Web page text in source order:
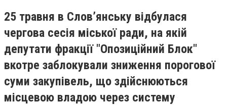
25 травня в Слов’янську відбулася
чергова сесія міської ради, на якій
депутати фракції "Опозиційний Блок"
вкотре заблокували зниження порогової
суми закупівель, що здійснюються
місцевою владою через систему